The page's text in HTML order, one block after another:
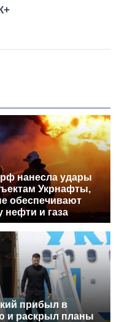
нанесла удары
Укрнафты,
обеспечивают
нефти и газа
прибыл в
и раскрыл планы